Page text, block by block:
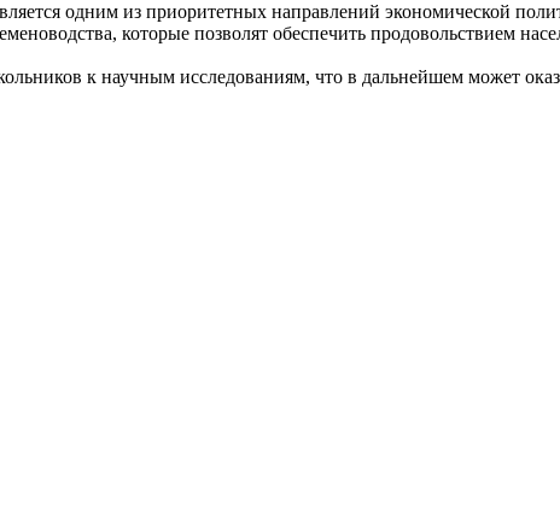
одним из приоритетных направлений экономической
которые позволят обеспечить продовольствием
к научным исследованиям, что в дальнейшем может